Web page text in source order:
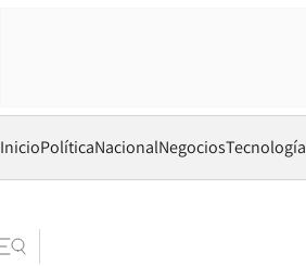
InicioPolíticaNacionalNegociosTecnología